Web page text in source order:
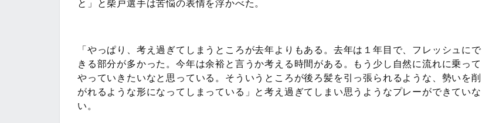
と」と柴戸選手は苦悩の表情を浮かべた。
「やっぱり、考え過ぎてしまうところが去年よりもある。去年は１年目で、フレッシュにで
きる部分が多かった。今年は余裕と言うか考える時間がある。もう少し自然に流れに乗って
やっていきたいなと思っている。そういうところが後ろ髪を引っ張られるような、勢いを削
がれるような形になってしまっている」と考え過ぎてしまい思うようなプレーができていな
い。